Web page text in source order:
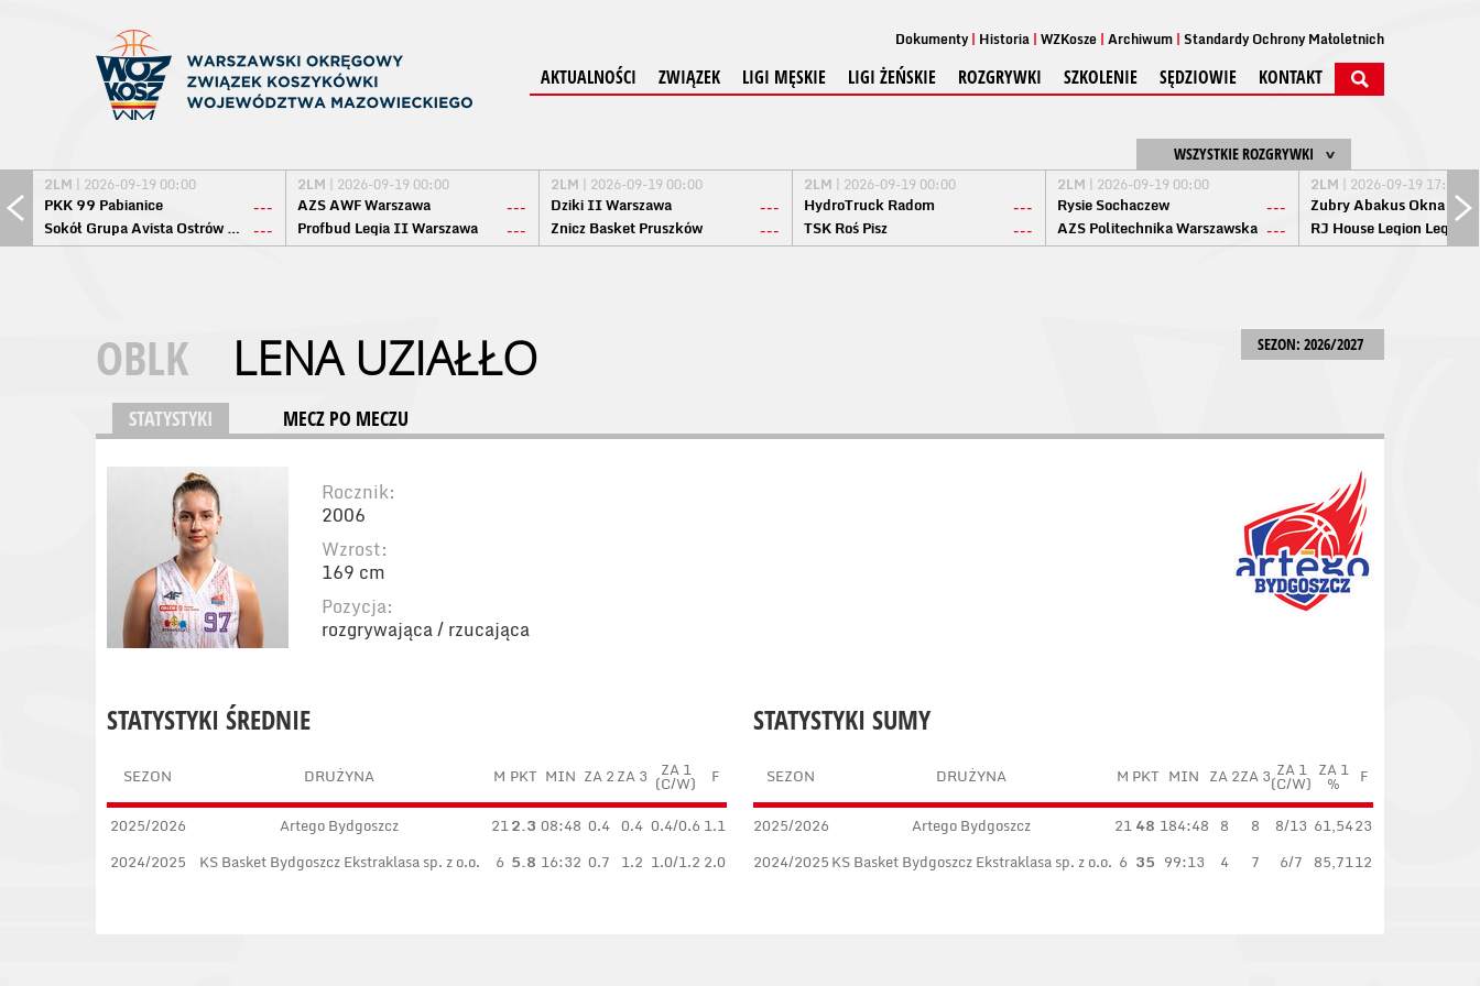
Dokumenty Historia WZKosze Archiwum Standardy Ochrony Małoletnich
AKTUALNOŚCI ZWIĄZEK LIGI MĘSKIE LIGI ŻEŃSKIE ROZGRYWKI SZKOLENIE SĘDZIOWIE KONTAKT
WSZYSTKIE ROZGRYWKI
2LM | 2026-09-19 00:00
PKK 99 Pabianice
---
Sokół Grupa Avista Ostrów Maz. ---
2LM | 2026-09-19 00:00
AZS AWF Warszawa
---
Profbud Legia II Warszawa
---
2LM | 2026-09-19 00:00
Dziki II Warszawa
---
Znicz Basket Pruszków
---
2LM | 2026-09-19 00:00
HydroTruck Radom
---
TSK Roś Pisz
---
2LM | 2026-09-19 00:00
Rysie Sochaczew
---
AZS Politechnika Warszawska ---
2LM | 2026-09-19 17:00
Żubry Abakus Okna
RJ House Legion
SEZON: 2026/2027
OBLK LENA UZIAŁŁO
STATYSTYKI MECZ PO MECZU
Rocznik:
2006
Wzrost:
169 cm
Pozycja:
rozgrywająca / rzucająca
STATYSTYKI SUMY
SEZON DRUŻYNA M PKT MIN ZA 2ZA 3 ZA 1
(C/W)
ZA 1
% F
2025/2026 Artego Bydgoszcz 21 48 184:48 8 8 8/13 61,5423
2024/2025KS Basket Bydgoszcz Ekstraklasa sp. z o.o. 6 35 99:13 4 7 6/7 85,7112
STATYSTYKI ŚREDNIE
SEZON DRUŻYNA M PKT MIN ZA 2ZA 3 ZA 1
(C/W) F
2025/2026 Artego Bydgoszcz 212.3 08:48 0.4 0.4 0.4/0.6 1.1
2024/2025
KS Basket Bydgoszcz Ekstraklasa sp. z o.o. 6 5.8 16:32 0.7 1.2 1.0/1.2 2.0